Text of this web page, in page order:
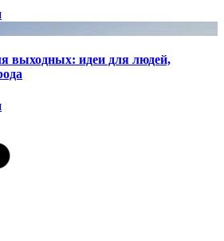
выходных: идеи для людей,